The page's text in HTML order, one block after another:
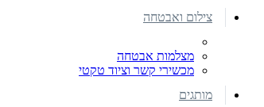
צילום ואבטחה
מצלמות אבטחה
מכשירי קשר וציוד טקטי
מותגים